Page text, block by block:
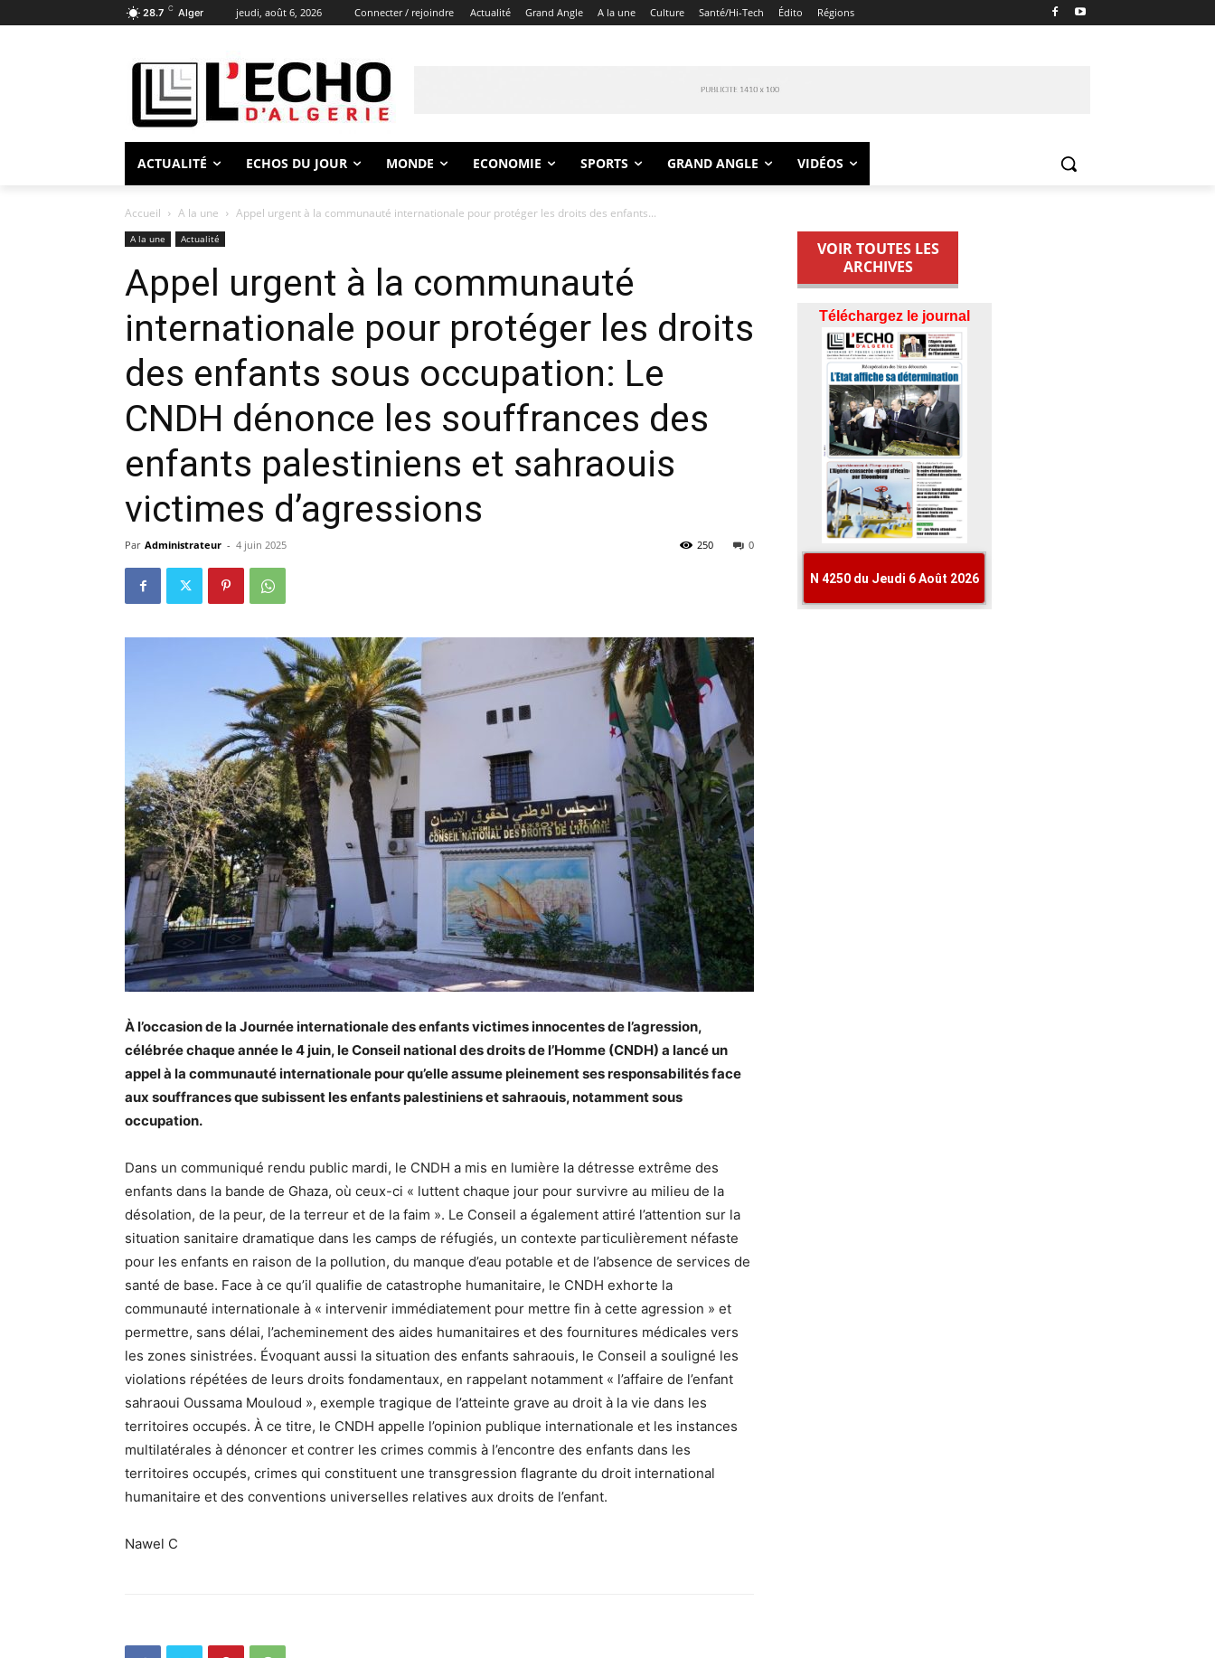
28.7 C Alger jeudi, août 6, 2026 Connecter / rejoindre Actualité Grand Angle A la une Culture Santé/Hi-Tech Édito Régions
ACTUALITÉ ECHOS DU JOUR MONDE ECONOMIE SPORTS GRAND ANGLE VIDÉOS
Accueil A la une Appel urgent à la communauté internationale pour protéger les droits des enfants...
A la une Actualité
Appel urgent à la communauté
internationale pour protéger les droits
des enfants sous occupation: Le
CNDH dénonce les souffrances des
enfants palestiniens et sahraouis
victimes d’agressions
Par Administrateur - 4 juin 2025 0
250
À l’occasion de la Journée internationale des enfants victimes innocentes de l’agression,
célébrée chaque année le 4 juin, le Conseil national des droits de l’Homme (CNDH) a lancé un
appel à la communauté internationale pour qu’elle assume pleinement ses responsabilités face
aux souffrances que subissent les enfants palestiniens et sahraouis, notamment sous
occupation.
Dans un communiqué rendu public mardi, le CNDH a mis en lumière la détresse extrême des
enfants dans la bande de Ghaza, où ceux-ci « luttent chaque jour pour survivre au milieu de la
désolation, de la peur, de la terreur et de la faim ». Le Conseil a également attiré l’attention sur la
situation sanitaire dramatique dans les camps de réfugiés, un contexte particulièrement néfaste
pour les enfants en raison de la pollution, du manque d’eau potable et de l’absence de services de
santé de base. Face à ce qu’il qualifie de catastrophe humanitaire, le CNDH exhorte la
communauté internationale à « intervenir immédiatement pour mettre fin à cette agression » et
permettre, sans délai, l’acheminement des aides humanitaires et des fournitures médicales vers
les zones sinistrées. Évoquant aussi la situation des enfants sahraouis, le Conseil a souligné les
violations répétées de leurs droits fondamentaux, en rappelant notamment « l’affaire de l’enfant
sahraoui Oussama Mouloud », exemple tragique de l’atteinte grave au droit à la vie dans les
territoires occupés. À ce titre, le CNDH appelle l’opinion publique internationale et les instances
multilatérales à dénoncer et contrer les crimes commis à l’encontre des enfants dans les
territoires occupés, crimes qui constituent une transgression flagrante du droit international
humanitaire et des conventions universelles relatives aux droits de l’enfant.
Nawel C
VOIR TOUTES LES
ARCHIVES